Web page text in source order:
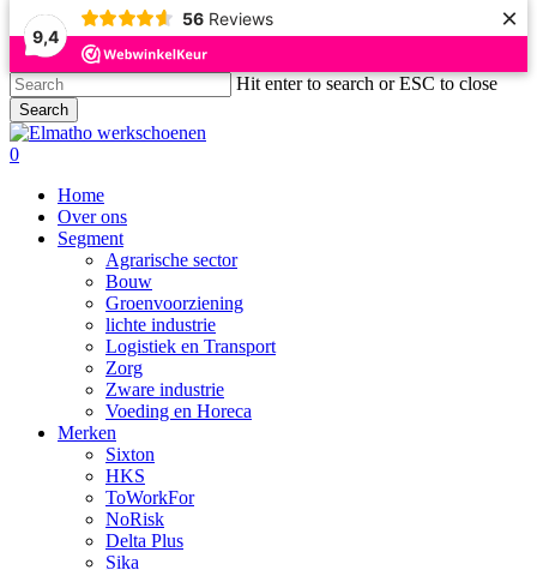
9,4
56 Reviews ×
Skip
to
main
content
Hit enter to search or ESC to close
Search
Close
Search
search
account
0
Home
Over ons
Segment
Agrarische sector
Bouw
Groenvoorziening
lichte industrie
Logistiek en Transport
Zorg
Zware industrie
Voeding en Horeca
Merken
Sixton
HKS
ToWorkFor
NoRisk
Delta Plus
Sika